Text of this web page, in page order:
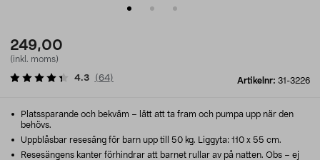
249,00
(inkl. moms)
Artikelnr: 31-3226
4.3 (64)
Platssparande och bekväm – lätt att ta fram och pumpa upp när den
behövs.
Uppblåsbar resesäng för barn upp till 50 kg. Liggyta: 110 x 55 cm.
Resesängens kanter förhindrar att barnet rullar av på natten. Obs – ej